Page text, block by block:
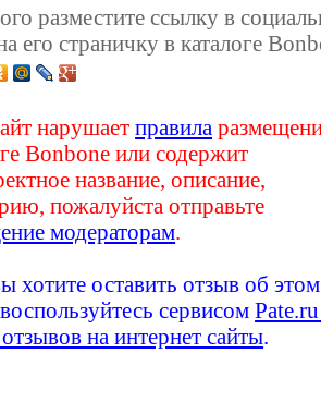
разместите ссылку в
его страничку в каталоге
нарушаетправила
Bonbone или содержит
название, описание,
пожалуйста отправьте
модераторам
хотите оставить отзыв об этом
сервисом
на интернет сайты